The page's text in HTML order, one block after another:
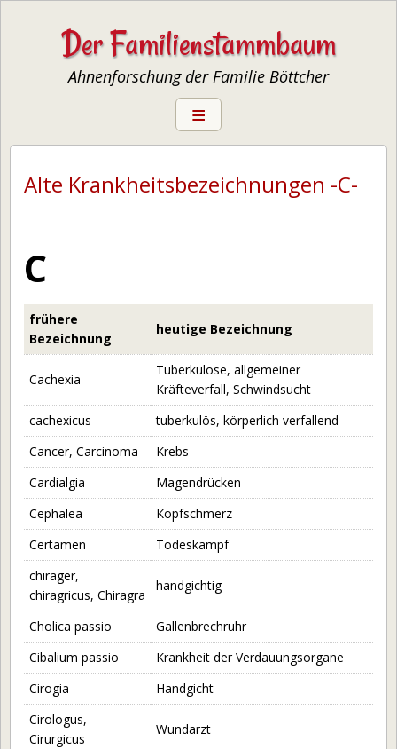
Der Familienstammbaum
Ahnenforschung der Familie Böttcher
Startseite
Ahnenforschung
— Ahnenforschung auf eigener Homepage
— Alte Krankheits­bezeichnungen
— Alte Berufe
— Archive
— Vereine und Verbände
— Links
Pommern
— Pommern
— Pommerns Geschichte
— Berühmte Personen aus Pommern
— Flucht und Vertreibung
— Entwurzelt – Flucht aus Pommern
— Das Pommernlied
— Bilder aus Pommern
— Pommern Karten
— Interaktives Ortsregister
Alte Krankheits­bezeichnungen -C-
C
frühere
Bezeichnung
heutige Bezeichnung
Cachexia
Tuberkulose, allgemeiner
Kräfteverfall, Schwindsucht
cachexicus
tuberkulös, körperlich verfallend
Cancer, Carcinoma
Krebs
Cardialgia
Magendrücken
Cephalea
Kopfschmerz
Certamen
Todeskampf
chirager,
chiragricus, Chiragra
handgichtig
Cholica passio
Gallenbrechruhr
Cibalium passio
Krankheit der Verdauungsorgane
Cirogia
Handgicht
Cirologus,
Cirurgicus
Wundarzt